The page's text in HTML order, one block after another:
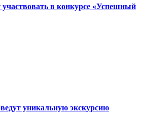
в конкурсе «Успешный
уникальную экскурсию